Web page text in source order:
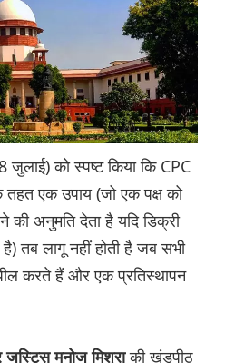
जुलाई) को स्पष्ट किया कि CPC
एक उपाय (जो एक पक्ष को
अनुमति देता है यदि डिक्री
तब लागू नहीं होती है जब सभी
करते हैं और एक प्रतिस्थापन
मनोज मिश्राकी खंडपीठ